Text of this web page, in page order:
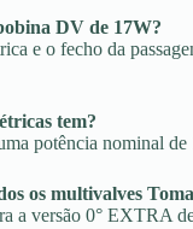
DV de 17W?
e o fecho da
tem?
potência nominal de
os multivalves
a versão 0° EXTRA